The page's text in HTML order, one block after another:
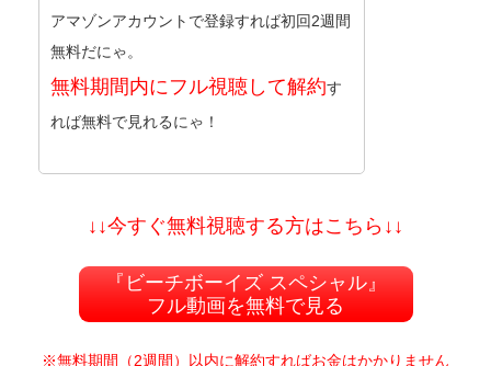
アマゾンアカウントで登録すれば初回2週間
無料だにゃ。
無料期間内にフル視聴して解約す
れば無料で見れるにゃ！
↓↓今すぐ無料視聴する方はこちら↓↓
『ビーチボーイズ スペシャル』
フル動画を無料で見る
※無料期間（2週間）以内に解約すればお金はかかりません